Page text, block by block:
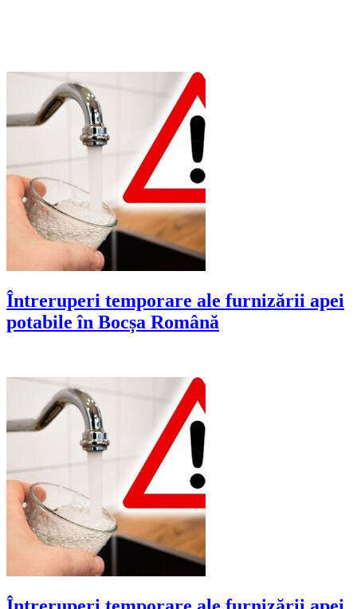
Întreruperi temporare ale furnizării apei
potabile în Bocșa Română